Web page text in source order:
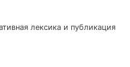
лексика и публикация